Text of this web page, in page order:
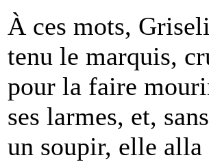
À ces mots,
tenu le marquis,
pour la faire
ses larmes, et,
un soupir, elle alla